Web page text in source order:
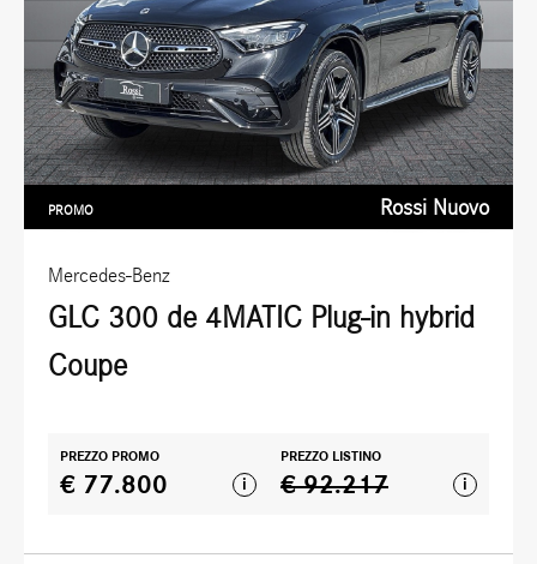
Mercedes-Benz
GLC 300 de 4MATIC Plug-in hybrid
Coupe
PROMO Rossi Nuovo
PREZZO PROMO
€ 77.800 i
PREZZO LISTINO
€ 92.217 i